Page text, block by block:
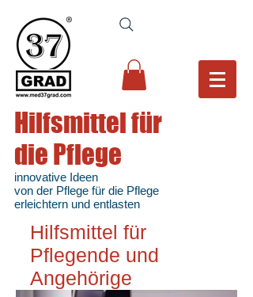
Hilfsmittel für
die Pflege
innovative Ideen
von der Pflege für die Pflege
erleichtern und entlasten
Hilfsmittel für
Pflegende und
Angehörige